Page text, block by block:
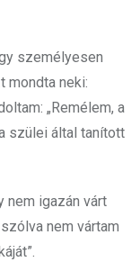
személyesen
mondta neki:
„Remélem, a
szülei által tanított
nem igazán várt
nem vártam